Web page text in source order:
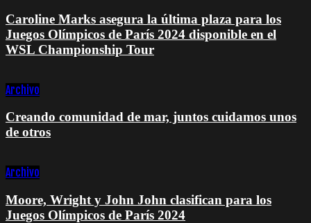
Caroline Marks asegura la última plaza para los
Juegos Olímpicos de París 2024 disponible en el
WSL Championship Tour
Archivo
Creando comunidad de mar, juntos cuidamos unos
de otros
Archivo
Moore, Wright y John John clasifican para los
Juegos Olímpicos de París 2024